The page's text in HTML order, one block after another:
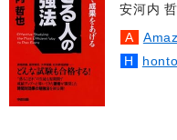
安河内
honto